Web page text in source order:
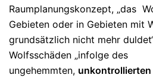
Raumplanungskonzept, „das
Gebieten oder in Gebieten mit
grundsätzlich nicht mehr
Wolfsschäden „infolge des
ungehemmten, unkontrollierten